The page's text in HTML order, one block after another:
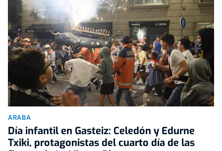
ARABA
Día infantil en Gasteiz: Celedón y Edurne
Txiki, protagonistas del cuarto día de las